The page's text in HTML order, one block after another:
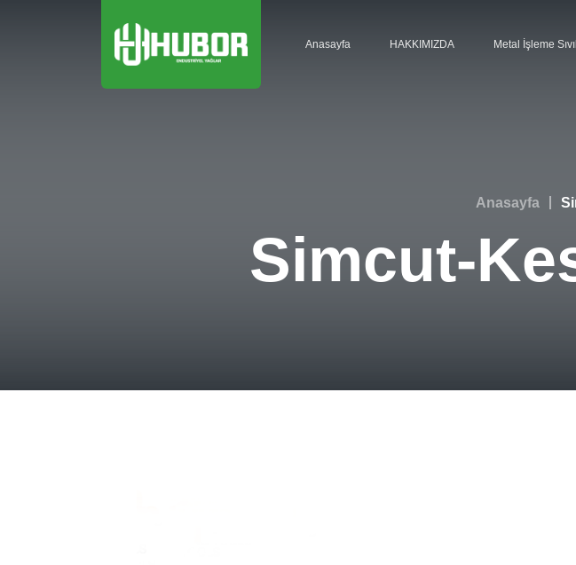
Anasayfa HAKKIMIZDA Metal İşleme
Anasayfa
Simcut-